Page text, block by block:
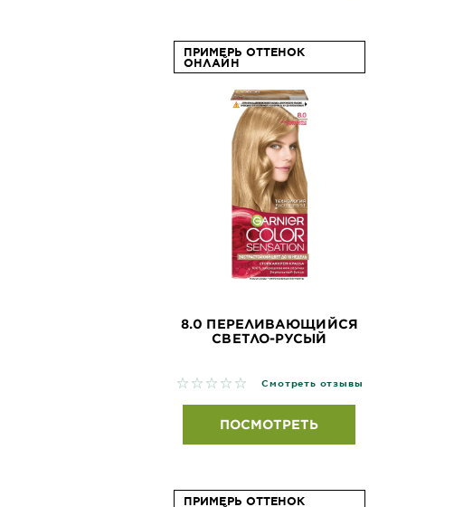
ПРИМЕРЬ ОТТЕНОК
ОНЛАЙН
8.0 ПЕРЕЛИВАЮЩИЙСЯ
СВЕТЛО-РУСЫЙ
No reviews Смотреть отзывы
ПОСМОТРЕТЬ
ПРИМЕРЬ ОТТЕНОК